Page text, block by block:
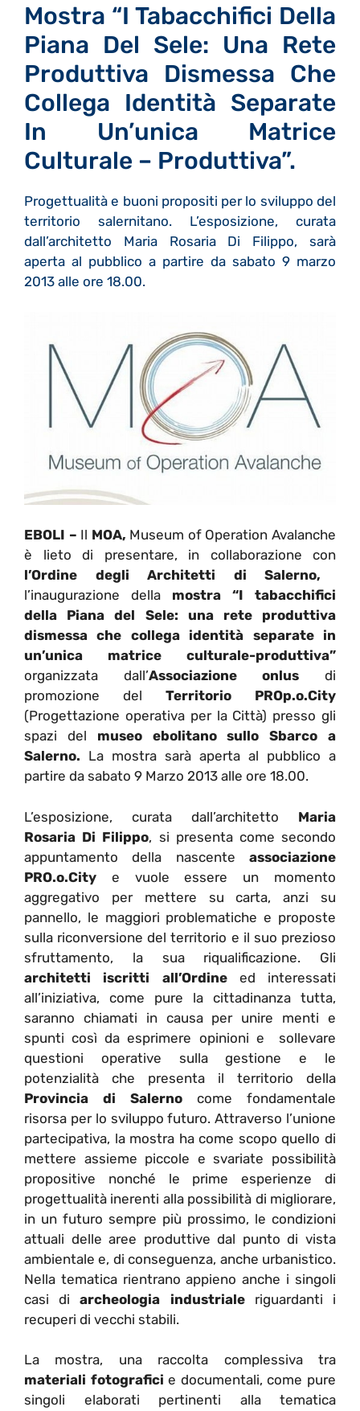
Mostra “I Tabacchifici Della
Piana Del Sele: Una Rete
Produttiva Dismessa Che
Collega Identità Separate
In Un’unica Matrice
Culturale – Produttiva”.
Progettualità e buoni propositi per lo sviluppo del
territorio salernitano. L’esposizione, curata
dall’architetto Maria Rosaria Di Filippo, sarà
aperta al pubblico a partire da sabato 9 marzo
2013 alle ore 18.00.
EBOLI – Il MOA, Museum of Operation Avalanche
è lieto di presentare, in collaborazione con
l’Ordine degli Architetti di Salerno,
l’inaugurazione della mostra “I tabacchifici
della Piana del Sele: una rete produttiva
dismessa che collega identità separate in
un’unica matrice culturale-produttiva”
organizzata dall’Associazione onlusdi
promozione del Territorio PROp.o.City
(Progettazione operativa per la Città) presso gli
spazi del museo ebolitano sullo Sbarco a
Salerno. La mostra sarà aperta al pubblico a
partire da sabato 9 Marzo 2013 alle ore 18.00.
L’esposizione, curata dall’architetto Maria
Rosaria Di Filippo, si presenta come secondo
appuntamento della nascente associazione
PRO.o.City e vuole essere un momento
aggregativo per mettere su carta, anzi su
pannello, le maggiori problematiche e proposte
sulla riconversione del territorio e il suo prezioso
sfruttamento, la sua riqualificazione. Gli
architetti iscritti all’Ordineed interessati
all’iniziativa, come pure la cittadinanza tutta,
saranno chiamati in causa per unire menti e
spunti così da esprimere opinioni e sollevare
questioni operative sulla gestione e le
potenzialità che presenta il territorio della
Provincia di Salerno come fondamentale
risorsa per lo sviluppo futuro. Attraverso l’unione
partecipativa, la mostra ha come scopo quello di
mettere assieme piccole e svariate possibilità
propositive nonché le prime esperienze di
progettualità inerenti alla possibilità di migliorare,
in un futuro sempre più prossimo, le condizioni
attuali delle aree produttive dal punto di vista
ambientale e, di conseguenza, anche urbanistico.
Nella tematica rientrano appieno anche i singoli
casi diarcheologia industrialeriguardanti i
recuperi di vecchi stabili.
La mostra, una raccolta complessiva tra
materiali fotografici e documentali, come pure
singoli elaborati pertinenti alla tematica